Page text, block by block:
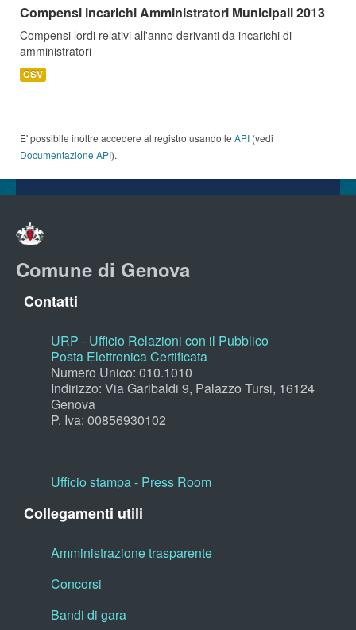
Compensi incarichi Amministratori Municipali 2013
Compensi lordi relativi all'anno derivanti da incarichi di
amministratori
CSV
E' possibile inoltre accedere al registro usando le API (vedi
Documentazione API).
Comune di Genova
Contatti
URP - Ufficio Relazioni con il Pubblico
Posta Elettronica Certificata
Numero Unico: 010.1010
Indirizzo: Via Garibaldi 9, Palazzo Tursi, 16124
Genova
P. Iva: 00856930102
Ufficio stampa - Press Room
Collegamenti utili
Amministrazione trasparente
Concorsi
Bandi di gara